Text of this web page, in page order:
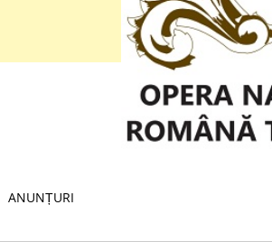
ANUNȚURI